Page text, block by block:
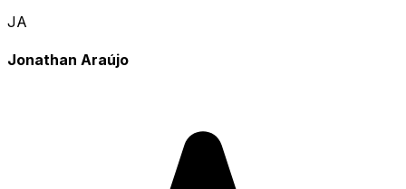
JA
Jonathan Araújo